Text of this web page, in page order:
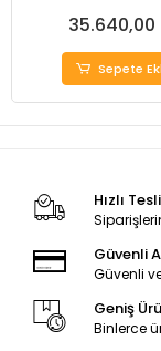
35.640,00
Sepete
Hızlı
Güvenli
Güvenli
Geniş
Binlerce